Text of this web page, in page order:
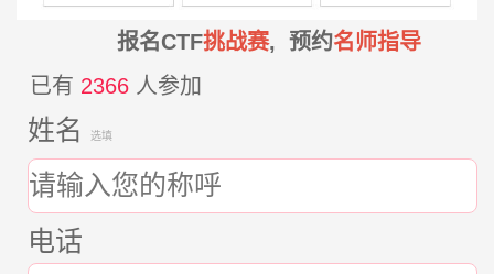
报名CTF挑战赛, 预约名师指导
已有 2366 人参加
姓名 选填
电话